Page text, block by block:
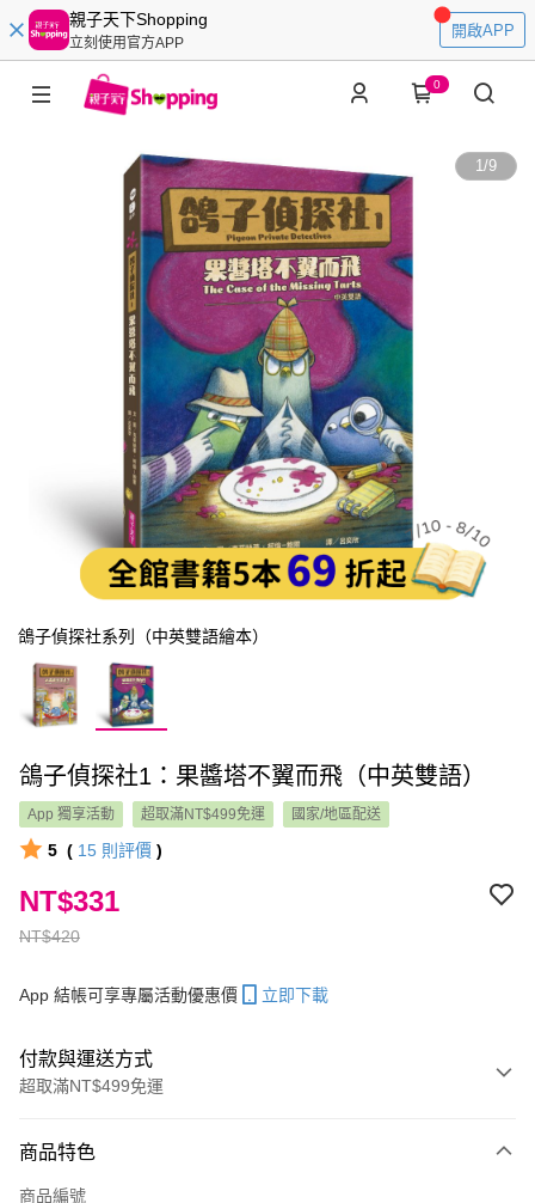
親子天下Shopping
立刻使用官方APP
開啟APP
0
1/9
鴿子偵探社系列（中英雙語繪本）
鴿子偵探社1：果醬塔不翼而飛（中英雙語）
App 獨享活動 超取滿NT$499免運 國家/地區配送
5 ( 15 則評價 )
NT$420
NT$331
App 結帳可享專屬活動優惠價 立即下載
付款與運送方式
超取滿NT$499免運
信用卡一次付款
商品特色
商品編號